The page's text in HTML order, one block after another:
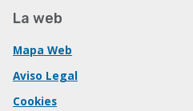
La web
Mapa Web
Aviso Legal
Cookies